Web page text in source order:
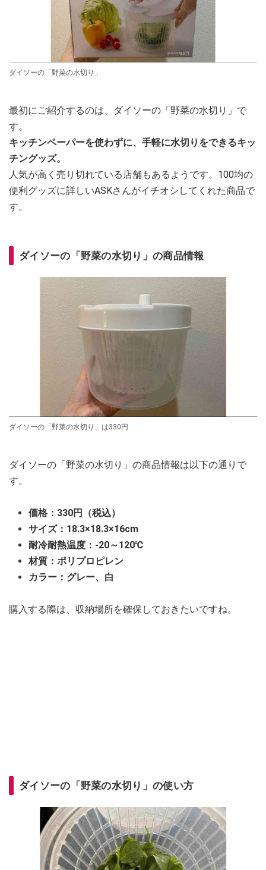
ダイソーの「野菜の水切り」
最初にご紹介するのは、ダイソーの「野菜の水切り」で
す。
キッチンペーパーを使わずに、手軽に水切りをできるキッ
チングッズ。
人気が高く売り切れている店舗もあるようです。100均の
便利グッズに詳しいASKさんがイチオシしてくれた商品で
す。
ダイソーの「野菜の水切り」の商品情報
ダイソーの「野菜の水切り」は330円
ダイソーの「野菜の水切り」の商品情報は以下の通りで
す。
価格：330円（税込）
サイズ：18.3×18.3×16cm
耐冷耐熱温度：-20～120℃
材質：ポリプロピレン
カラー：グレー、白
購入する際は、収納場所を確保しておきたいですね。
ダイソーの「野菜の水切り」の使い方